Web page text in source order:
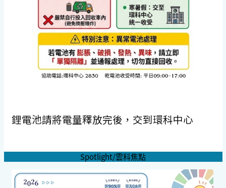
鋰電池請將電量釋放完後，交到環科中心
Spotlight/雲科焦點